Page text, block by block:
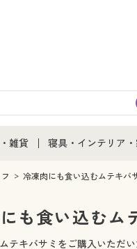
ン
雑貨
雑貨すべて
ン・雑貨・日用品
寝具・インテリア
寝具・インテリア・
家具・収納
寝具・ベッド
冷凍肉にも食い込むムテキバ
も食い込むム
テキバサミをご購入いただ